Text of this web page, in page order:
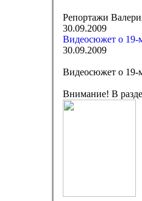
Репортажи
30.09.2009
Видеосюжет о 19-
30.09.2009
Видеосюжет о 19-
Внимание! В